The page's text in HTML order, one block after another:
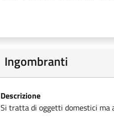
Ingombranti
Descrizione
Si tratta di oggetti domestici ma